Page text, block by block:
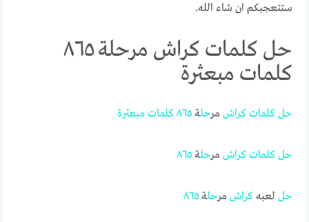
ستتعجبكم ان شاء الله.
حل كلمات كراش مرحلة ٨٦٥
كلمات مبعثرة
حل كلمات كراش مرحلة٨٦٥ كلمات مبعثرة
حل كلمات كراش مرحلة٨٦٥
حل لعبهكراش مرحلة٨٦٥